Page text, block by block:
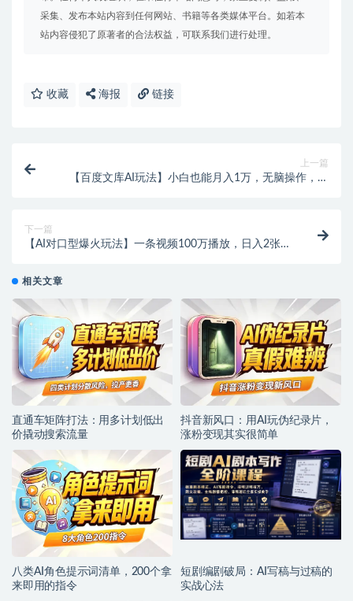
采集、发布本站内容到任何网站、书籍等各类媒体平台。如若本
站内容侵犯了原著者的合法权益，可联系我们进行处理。
收藏 海报 链接
上一篇
【百度文库AI玩法】小白也能月入1万，无脑操作，长
下一篇
【AI对口型爆火玩法】一条视频100万播放，日入2张矩
相关文章
直通车矩阵打法：用多计划低出
价撬动搜索流量
抖音新风口：用AI玩伪纪录片，
涨粉变现其实很简单
八类AI角色提示词清单，200个拿
来即用的指令
短剧编剧破局：AI写稿与过稿的
实战心法